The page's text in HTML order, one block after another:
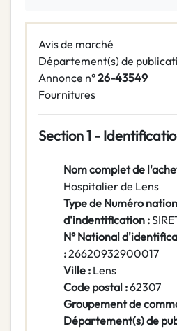
Avis de marché
Département(s) de
Annonce n°26-43549
Fournitures
Section 1 -
Nom complet de
Hospitalier de Lens
Type de Numéro
d'indentification :
N° National
:26620932900017
Ville : Lens
Code postal :62307
Groupement de
Département(s) de